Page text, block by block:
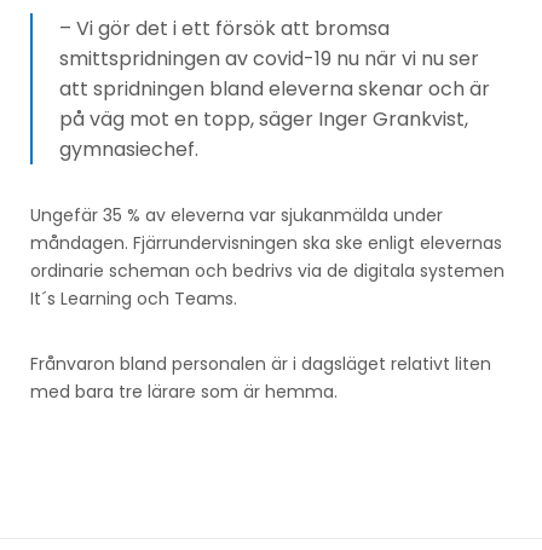
– Vi gör det i ett försök att bromsa
smittspridningen av covid-19 nu när vi nu ser
att spridningen bland eleverna skenar och är
på väg mot en topp, säger Inger Grankvist,
gymnasiechef.
Ungefär 35 % av eleverna var sjukanmälda under
måndagen. Fjärrundervisningen ska ske enligt elevernas
ordinarie scheman och bedrivs via de digitala systemen
It´s Learning och Teams.
Frånvaron bland personalen är i dagsläget relativt liten
med bara tre lärare som är hemma.